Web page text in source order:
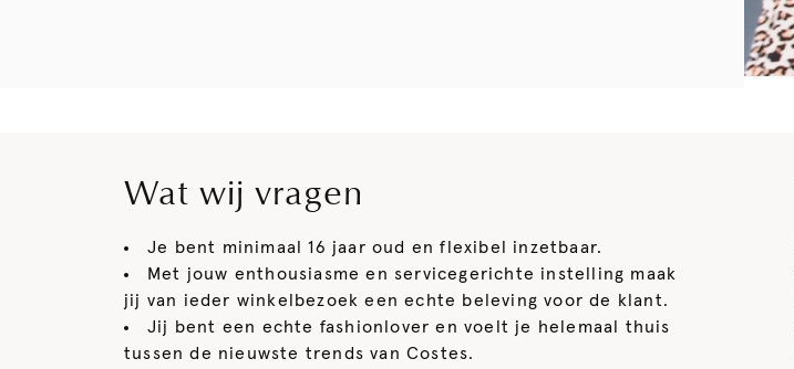
Wat wij vragen
Je bent minimaal 16 jaar oud en flexibel inzetbaar.
Met jouw enthousiasme en servicegerichte instelling maak
jij van ieder winkelbezoek een echte beleving voor de klant.
Jij bent een echte fashionlover en voelt je helemaal thuis
tussen de nieuwste trends van Costes.